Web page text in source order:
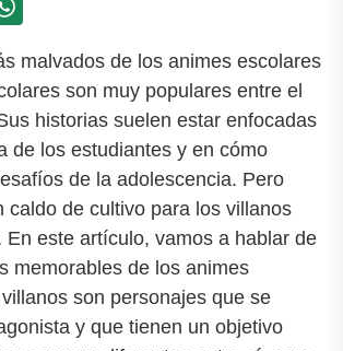
malvados de los animes escolares
son muy populares entre el
historias suelen estar enfocadas
de los estudiantes y en cómo
de la adolescencia. Pero
caldo de cultivo para los villanos
En este artículo, vamos a hablar de
memorables de los animes
son personajes que se
y que tienen un objetivo